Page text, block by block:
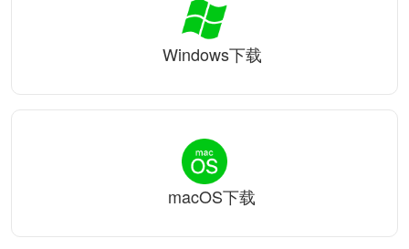
Windows下载
macOS下载